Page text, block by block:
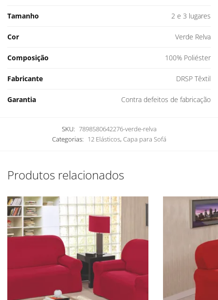
Tamanho 2 e 3 lugares
Cor Verde Relva
Composição 100% Poliéster
Fabricante DRSP Têxtil
Garantia Contra defeitos de fabricação
SKU: 7898580642276-verde-relva
Categorias: 12 Elásticos, Capa para Sofá
Produtos relacionados